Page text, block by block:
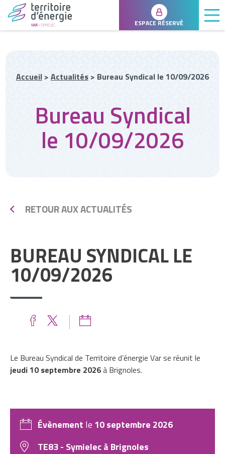
ESPACE RÉSERVÉ
Accueil > Actualités > Bureau Syndical le 10/09/2026
Bureau Syndical
le 10/09/2026
RETOUR AUX ACTUALITÉS
BUREAU SYNDICAL LE
10/09/2026
Le Bureau Syndical de Territoire d’énergie Var se réunit le
jeudi 10 septembre 2026à Brignoles.
Évènement le 10 septembre 2026
TE83 - Symielec à Brignoles